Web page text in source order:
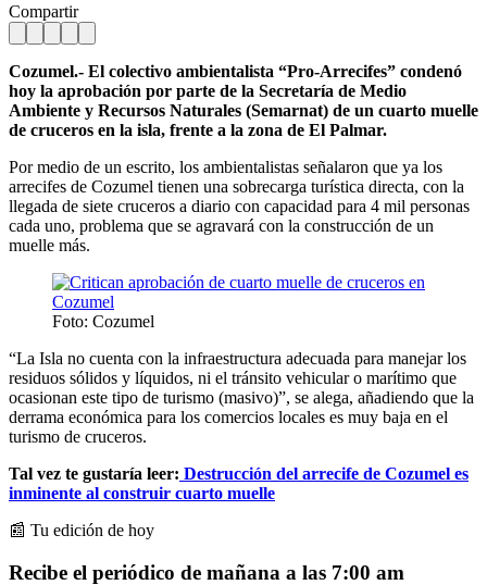
Compartir
Cozumel.- El colectivo ambientalista “Pro-Arrecifes” condenó
hoy la aprobación por parte de la Secretaría de Medio
Ambiente y Recursos Naturales (Semarnat) de un cuarto muelle
de cruceros en la isla, frente a la zona de El Palmar.
Por medio de un escrito, los ambientalistas señalaron que ya los
arrecifes de Cozumel tienen una sobrecarga turística directa, con la
llegada de siete cruceros a diario con capacidad para 4 mil personas
cada uno, problema que se agravará con la construcción de un
muelle más.
Foto: Cozumel
“La Isla no cuenta con la infraestructura adecuada para manejar los
residuos sólidos y líquidos, ni el tránsito vehicular o marítimo que
ocasionan este tipo de turismo (masivo)”, se alega, añadiendo que la
derrama económica para los comercios locales es muy baja en el
turismo de cruceros.
Tal vez te gustaría leer: Destrucción del arrecife de Cozumel es
inminente al construir cuarto muelle
📰 Tu edición de hoy
Recibe el periódico de mañana a las 7:00 am